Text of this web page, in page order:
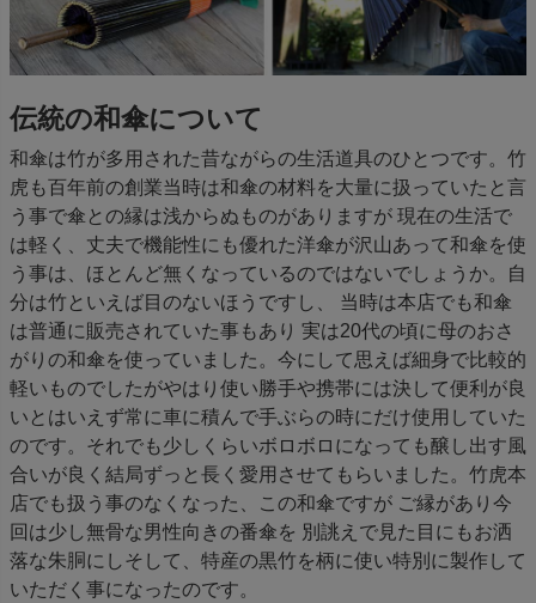
伝統の和傘について
和傘は竹が多用された昔ながらの生活道具のひとつです。竹
虎も百年前の創業当時は和傘の材料を大量に扱っていたと言
う事で傘との縁は浅からぬものがありますが 現在の生活で
は軽く、丈夫で機能性にも優れた洋傘が沢山あって和傘を使
う事は、ほとんど無くなっているのではないでしょうか。自
分は竹といえば目のないほうですし、 当時は本店でも和傘
は普通に販売されていた事もあり 実は20代の頃に母のおさ
がりの和傘を使っていました。今にして思えば細身で比較的
軽いものでしたがやはり使い勝手や携帯には決して便利が良
いとはいえず常に車に積んで手ぶらの時にだけ使用していた
のです。それでも少しくらいボロボロになっても醸し出す風
合いが良く結局ずっと長く愛用させてもらいました。竹虎本
店でも扱う事のなくなった、この和傘ですが ご縁があり今
回は少し無骨な男性向きの番傘を 別誂えで見た目にもお洒
落な朱胴にしそして、特産の黒竹を柄に使い特別に製作して
いただく事になったのです。